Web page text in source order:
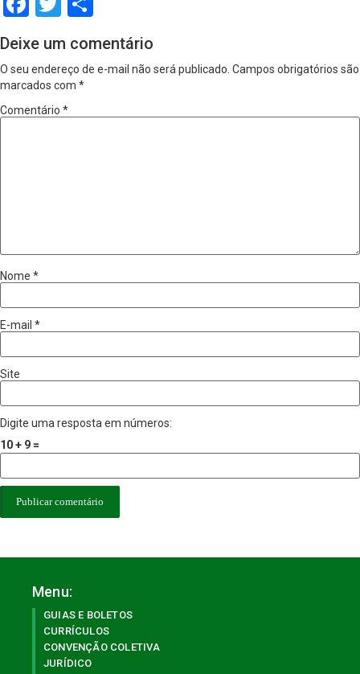
Deixe um comentário
O seu endereço de e-mail não será publicado. Campos obrigatórios são
marcados com *
Comentário *
Nome *
E-mail *
Site
Digite uma resposta em números:
10 + 9 =
Menu:
GUIAS E BOLETOS
CURRÍCULOS
CONVENÇÃO COLETIVA
JURÍDICO